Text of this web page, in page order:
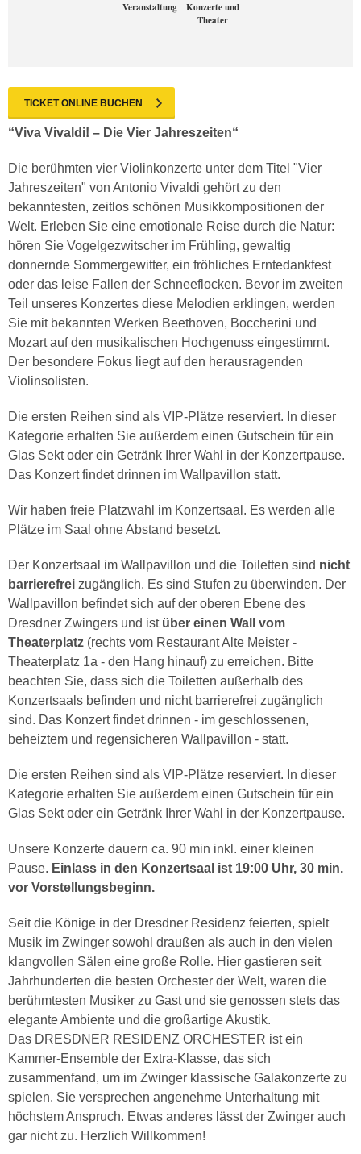
Veranstaltung
Konzerte und
Theater
TICKET ONLINE BUCHEN
“Viva Vivaldi! – Die Vier Jahreszeiten“
Die berühmten vier Violinkonzerte unter dem Titel "Vier
Jahreszeiten" von Antonio Vivaldi gehört zu den
bekanntesten, zeitlos schönen Musikkompositionen der
Welt. Erleben Sie eine emotionale Reise durch die Natur:
hören Sie Vogelgezwitscher im Frühling, gewaltig
donnernde Sommergewitter, ein fröhliches Erntedankfest
oder das leise Fallen der Schneeflocken. Bevor im zweiten
Teil unseres Konzertes diese Melodien erklingen, werden
Sie mit bekannten Werken Beethoven, Boccherini und
Mozart auf den musikalischen Hochgenuss eingestimmt.
Der besondere Fokus liegt auf den herausragenden
Violinsolisten.
Die ersten Reihen sind als VIP-Plätze reserviert. In dieser
Kategorie erhalten Sie außerdem einen Gutschein für ein
Glas Sekt oder ein Getränk Ihrer Wahl in der Konzertpause.
Das Konzert findet drinnen im Wallpavillon statt.
Wir haben freie Platzwahl im Konzertsaal. Es werden alle
Plätze im Saal ohne Abstand besetzt.
Der Konzertsaal im Wallpavillon und die Toiletten sind nicht
barrierefrei zugänglich. Es sind Stufen zu überwinden. Der
Wallpavillon befindet sich auf der oberen Ebene des
Dresdner Zwingers und ist über einen Wall vom
Theaterplatz (rechts vom Restaurant Alte Meister -
Theaterplatz 1a - den Hang hinauf) zu erreichen. Bitte
beachten Sie, dass sich die Toiletten außerhalb des
Konzertsaals befinden und nicht barrierefrei zugänglich
sind. Das Konzert findet drinnen - im geschlossenen,
beheiztem und regensicheren Wallpavillon - statt.
Die ersten Reihen sind als VIP-Plätze reserviert. In dieser
Kategorie erhalten Sie außerdem einen Gutschein für ein
Glas Sekt oder ein Getränk Ihrer Wahl in der Konzertpause.
Unsere Konzerte dauern ca. 90 min inkl. einer kleinen
Pause. Einlass in den Konzertsaal ist 19:00 Uhr, 30 min.
vor Vorstellungsbeginn.
Seit die Könige in der Dresdner Residenz feierten, spielt
Musik im Zwinger sowohl draußen als auch in den vielen
klangvollen Sälen eine große Rolle. Hier gastieren seit
Jahrhunderten die besten Orchester der Welt, waren die
berühmtesten Musiker zu Gast und sie genossen stets das
elegante Ambiente und die großartige Akustik.
Das DRESDNER RESIDENZ ORCHESTER ist ein
Kammer-Ensemble der Extra-Klasse, das sich
zusammenfand, um im Zwinger klassische Galakonzerte zu
spielen. Sie versprechen angenehme Unterhaltung mit
höchstem Anspruch. Etwas anderes lässt der Zwinger auch
gar nicht zu. Herzlich Willkommen!